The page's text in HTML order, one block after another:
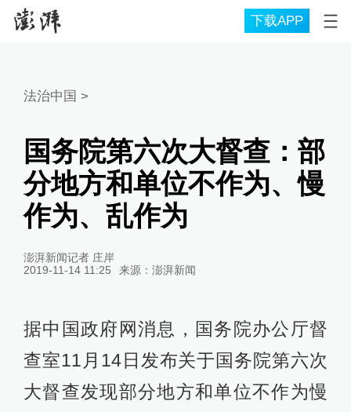
下载APP
法治中国 >
国务院第六次大督查：部
分地方和单位不作为、慢
作为、乱作为
澎湃新闻记者 庄岸
2019-11-14 11:25
来源： 澎湃新闻
据中国政府网消息，国务院办公厅督
查室11月14日发布关于国务院第六次
大督查发现部分地方和单位不作为慢